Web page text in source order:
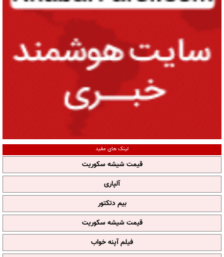
لینک های مفید
قیمت شیشه سکوریت
آلپاری
بیم دتکتور
قیمت شیشه سکوریت
فیلم آپنه خواب